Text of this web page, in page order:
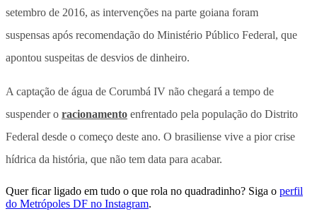
setembro de 2016, as intervenções na parte goiana foram
suspensas após recomendação do Ministério Público Federal, que
apontou suspeitas de desvios de dinheiro.
A captação de água de Corumbá IV não chegará a tempo de
suspender o racionamento enfrentado pela população do Distrito
Federal desde o começo deste ano. O brasiliense vive a pior crise
hídrica da história, que não tem data para acabar.
Quer ficar ligado em tudo o que rola no quadradinho? Siga o perfil
do Metrópoles DF no Instagram.